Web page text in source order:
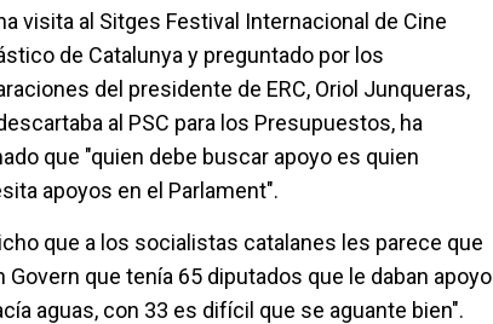
visita al Sitges Festival Internacional de Cine
de Catalunya y preguntado por los
del presidente de ERC, Oriol Junqueras,
al PSC para los Presupuestos, ha
que "quien debe buscar apoyo es quien
apoyos en el Parlament".
que a los socialistas catalanes les parece que
Govern que tenía 65 diputados que le daban apoyo
aguas, con 33 es difícil que se aguante bien".